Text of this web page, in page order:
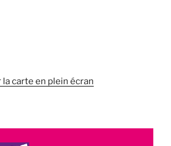
la carte en plein écran